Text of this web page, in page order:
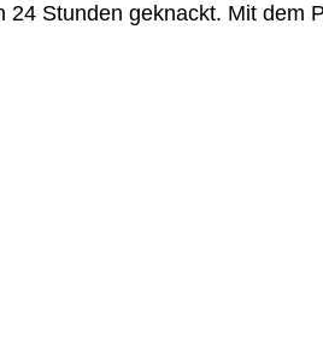
Stunden geknackt. Mit dem